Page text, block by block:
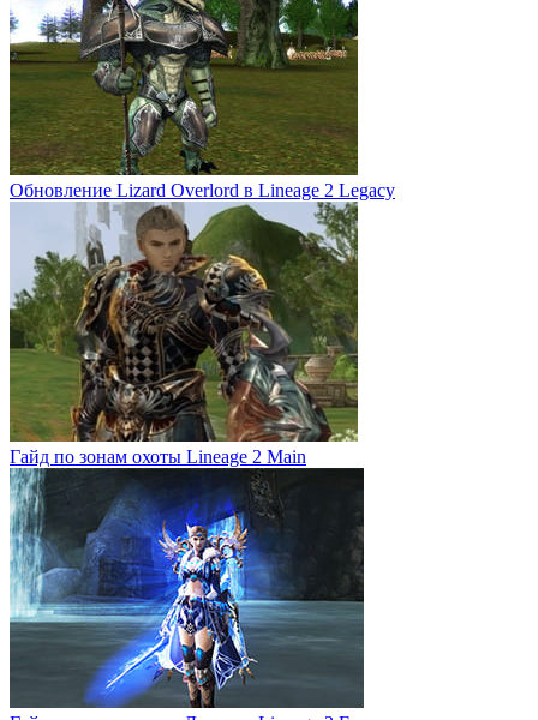
Обновление Lizard Overlord в Lineage 2 Legacy
Гайд по зонам охоты Lineage 2 Main